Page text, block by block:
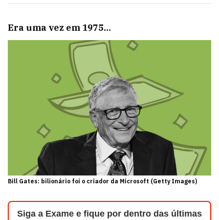
Era uma vez em 1975…
Bill Gates: bilionário foi o criador da Microsoft (Getty Images)
Siga a Exame e fique por dentro das últimas